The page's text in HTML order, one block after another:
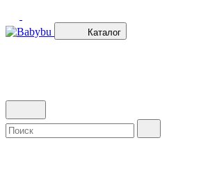
Каталог